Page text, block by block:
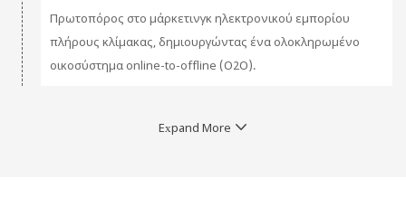
Πρωτοπόρος στο μάρκετινγκ ηλεκτρονικού εμπορίου
πλήρους κλίμακας, δημιουργώντας ένα ολοκληρωμένο
οικοσύστημα online-to-offline (O2O).
Expand More